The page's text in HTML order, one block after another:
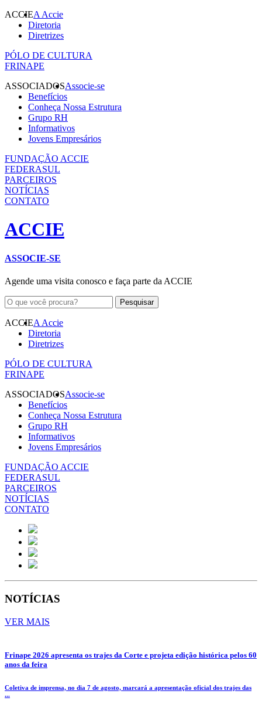
ACCIEA Accie
Diretoria
Diretrizes
PÓLO DE CULTURA
FRINAPE
ASSOCIADOSAssocie-se
Benefícios
Conheça Nossa Estrutura
Grupo RH
Informativos
Jovens Empresários
FUNDAÇÃO ACCIE
FEDERASUL
PARCEIROS
NOTÍCIAS
CONTATO
ACCIE
ASSOCIE-SE
Agende uma visita conosco e faça parte da ACCIE
ACCIEA Accie
Diretoria
Diretrizes
PÓLO DE CULTURA
FRINAPE
ASSOCIADOSAssocie-se
Benefícios
Conheça Nossa Estrutura
Grupo RH
Informativos
Jovens Empresários
FUNDAÇÃO ACCIE
FEDERASUL
PARCEIROS
NOTÍCIAS
CONTATO
NOTÍCIAS
VER MAIS
Frinape 2026 apresenta os trajes da Corte e projeta edição histórica pelos 60
anos da feira
Coletiva de imprensa, no dia 7 de agosto, marcará a apresentação oficial dos trajes das
...